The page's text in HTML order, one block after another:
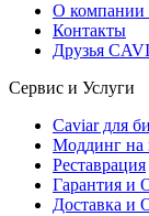
О компании
Контакты
Друзья
Сервис и Услуги
Caviar для
Моддинг на
Реставрация
Гарантия и
Доставка и